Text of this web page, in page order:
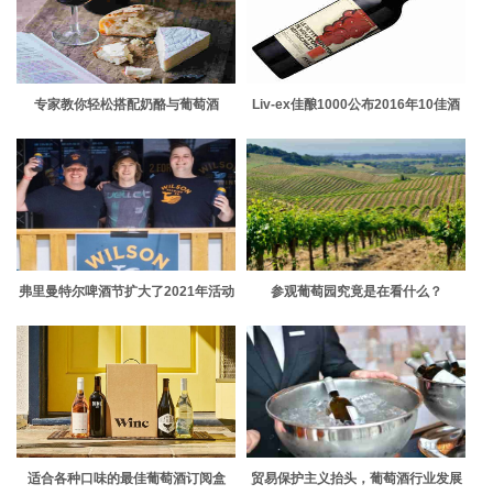
专家教你轻松搭配奶酪与葡萄酒
Liv-ex佳酿1000公布2016年10佳酒
弗里曼特尔啤酒节扩大了2021年活动
参观葡萄园究竟是在看什么？
适合各种口味的最佳葡萄酒订阅盒
贸易保护主义抬头，葡萄酒行业发展